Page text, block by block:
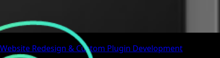
Website Redesign & Custom Plugin Development